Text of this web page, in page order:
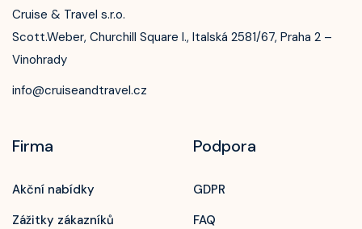
Cruise & Travel s.r.o.
Scott.Weber, Churchill Square I., Italská 2581/67, Praha 2 –
Vinohrady
info@cruiseandtravel.cz
Firma
Akční nabídky
Zážitky zákazníků
Podpora
GDPR
FAQ